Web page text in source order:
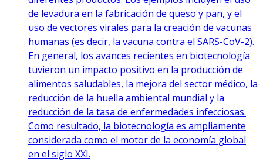
de levadura en la fabricación de queso y pan, y el
uso de vectores virales para la creación de vacunas
humanas (es decir, la vacuna contra el SARS-CoV-2).
En general, los avances recientes en biotecnología
tuvieron un impacto positivo en la producción de
alimentos saludables, la mejora del sector médico, la
reducción de la huella ambiental mundial y la
reducción de la tasa de enfermedades infecciosas.
Como resultado, la biotecnología es ampliamente
considerada como el motor de la economía global
en el siglo XXI.